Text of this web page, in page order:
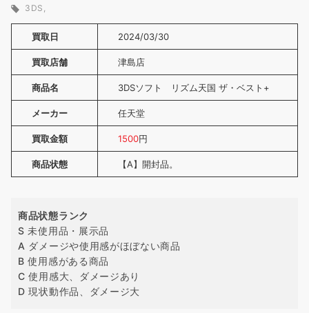
3DS
買取日 2024/03/30
買取店舗 津島店
商品名 3DSソフト リズム天国 ザ・ベスト+
メーカー 任天堂
買取金額 1500円
商品状態 【A】開封品。
商品状態ランク
S 未使用品・展示品
A ダメージや使用感がほぼない商品
B 使用感がある商品
C 使用感大、ダメージあり
D 現状動作品、ダメージ大